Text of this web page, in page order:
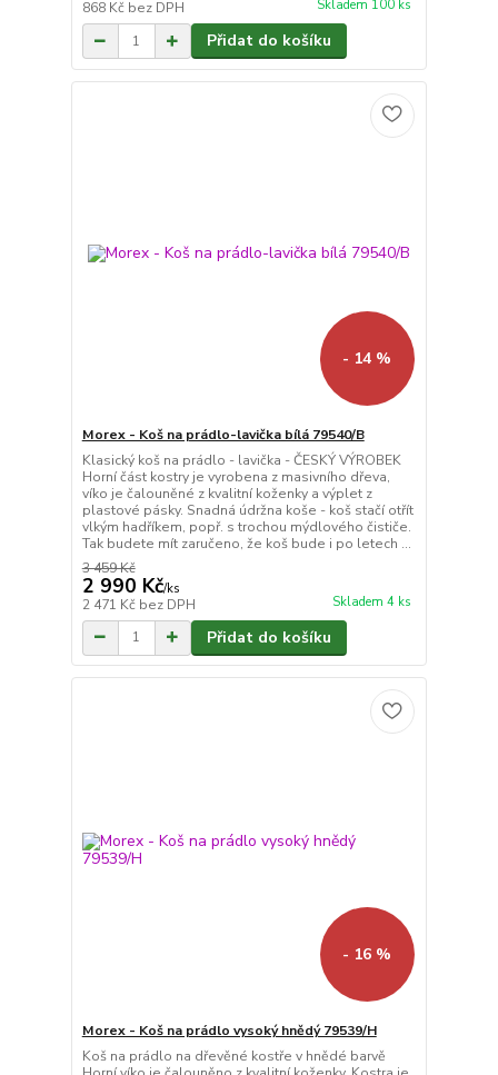
868 Kč bez DPH Skladem 100 ks
Přidat do košíku
- 14 %
Morex - Koš na prádlo-lavička bílá 79540/B
Klasický koš na prádlo - lavička - ČESKÝ VÝROBEK
Horní část kostry je vyrobena z masivního dřeva,
víko je čalouněné z kvalitní koženky a výplet z
plastové pásky. Snadná údržna koše - koš stačí otřít
vlkým hadříkem, popř. s trochou mýdlového čističe.
Tak budete mít zaručeno, že koš bude i po letech ...
3 459 Kč
2 990 Kč/ks
2 471 Kč bez DPH Skladem 4 ks
Přidat do košíku
- 16 %
Morex - Koš na prádlo vysoký hnědý 79539/H
Koš na prádlo na dřevěné kostře v hnědé barvě